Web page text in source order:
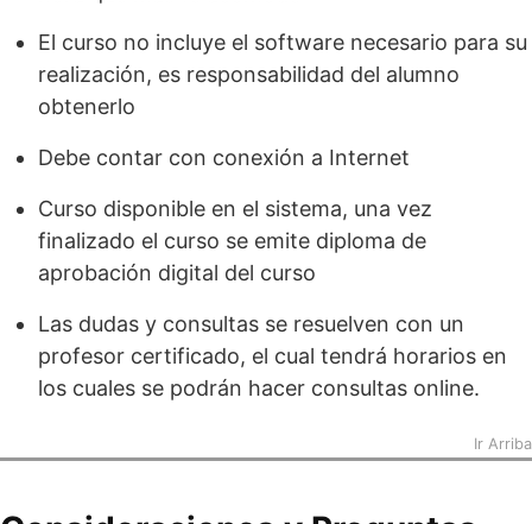
El curso no incluye el software necesario para su
realización, es responsabilidad del alumno
obtenerlo
Debe contar con conexión a Internet
Curso disponible en el sistema, una vez
finalizado el curso se emite diploma de
aprobación digital del curso
Las dudas y consultas se resuelven con un
profesor certificado, el cual tendrá horarios en
los cuales se podrán hacer consultas online.
Ir Arriba